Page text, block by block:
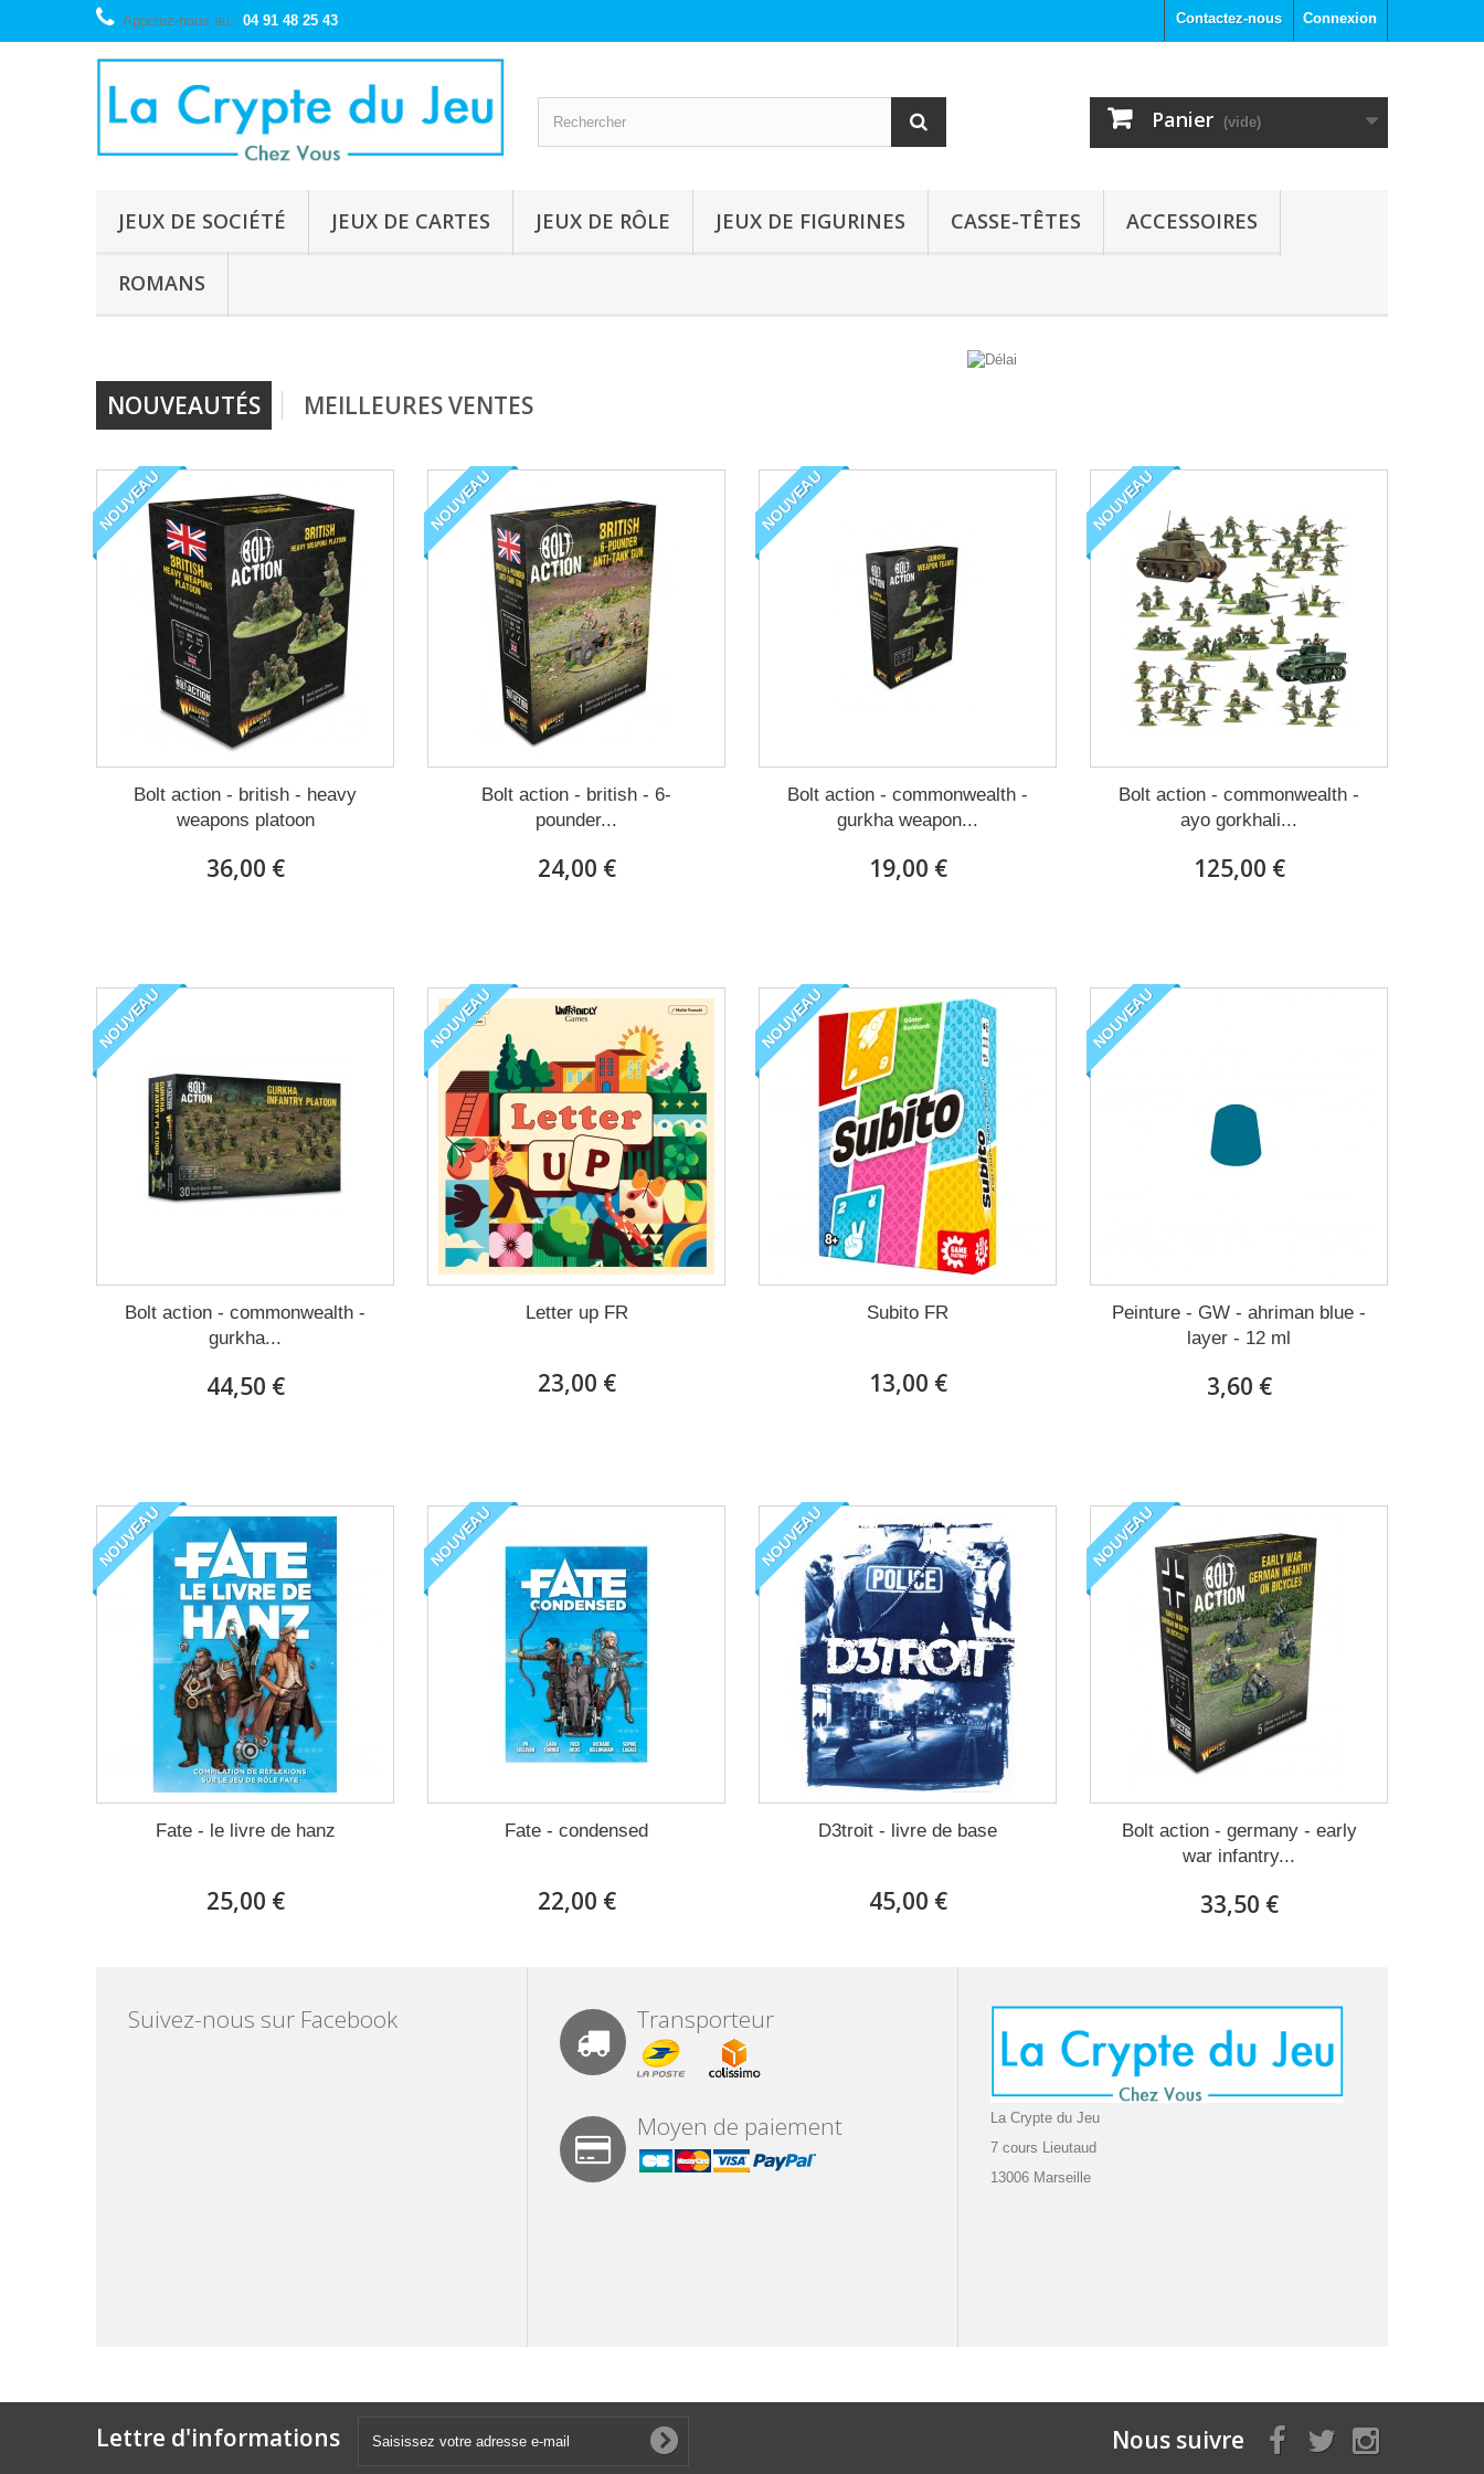
Connexion
Contactez-nous
Appelez-nous au : 04 91 48 25 43
Panier (vide)
JEUX DE SOCIÉTÉ JEUX DE CARTES JEUX DE RÔLE JEUX DE FIGURINES CASSE-TÊTES ACCESSOIRES
ROMANS
NOUVEAUTÉS MEILLEURES VENTES
NOUVEAU
Bolt action - british - heavy
weapons platoon
36,00 €
NOUVEAU
Bolt action - british - 6-
pounder...
24,00 €
NOUVEAU
Bolt action - commonwealth -
gurkha weapon...
19,00 €
NOUVEAU
Bolt action - commonwealth -
ayo gorkhali...
125,00 €
NOUVEAU
Bolt action - commonwealth -
gurkha...
44,50 €
NOUVEAU
Letter up FR
23,00 €
NOUVEAU
Subito FR
13,00 €
NOUVEAU
Peinture - GW - ahriman blue -
layer - 12 ml
3,60 €
NOUVEAU
Fate - le livre de hanz
25,00 €
NOUVEAU
Fate - condensed
22,00 €
NOUVEAU
D3troit - livre de base
45,00 €
NOUVEAU
Bolt action - germany - early
war infantry...
33,50 €
Suivez-nous sur Facebook Transporteur
Moyen de paiement
La Crypte du Jeu
7 cours Lieutaud
13006 Marseille
Lettre d'informations Nous suivre